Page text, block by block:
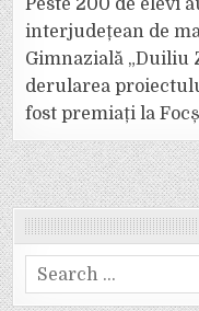
Peste 200 de elevi
interjudețean de
Gimnazială „Duiliu
derularea
fost premiați la
Search
for: